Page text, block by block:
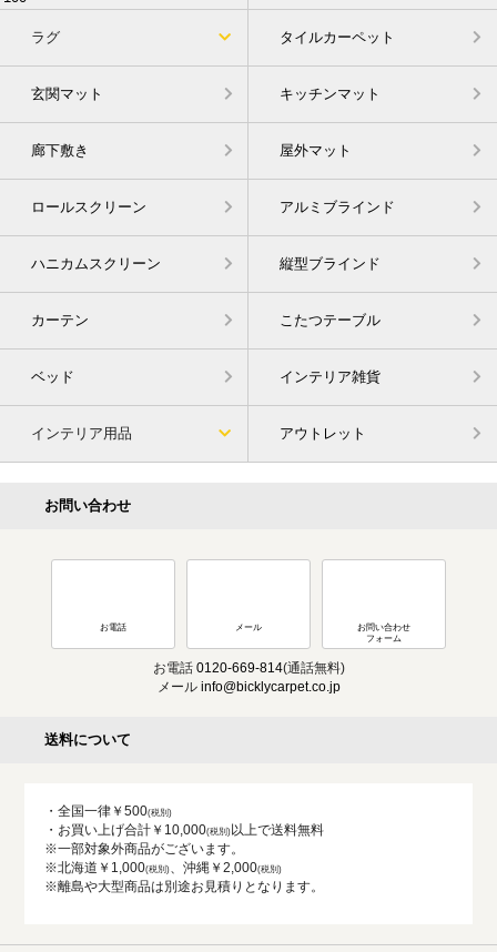
ラグ タイルカーペット
玄関マット キッチンマット
廊下敷き 屋外マット
ロールスクリーン アルミブラインド
ハニカムスクリーン 縦型ブラインド
カーテン こたつテーブル
ベッド インテリア雑貨
インテリア用品 アウトレット
お問い合わせ
お電話 メール
お問い合わせ
フォーム
お電話 0120-669-814(通話無料)
メール info@bicklycarpet.co.jp
送料について
・全国一律￥500
・お買い上げ合計￥10,000
以上で送料無料
※一部対象外商品がございます。
※北海道￥1,000
、沖縄￥2,000
※離島や大型商品は別途お見積りとなります。